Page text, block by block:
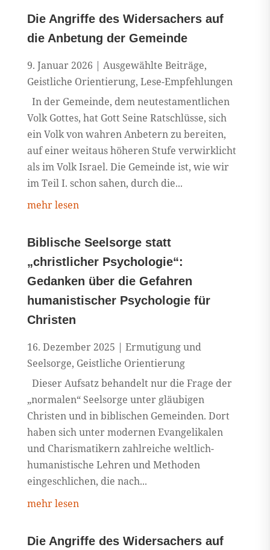
Die Angriffe des Widersachers auf
die Anbetung der Gemeinde
9. Januar 2026 | Ausgewählte Beiträge,
Geistliche Orientierung, Lese-Empfehlungen
In der Gemeinde, dem neutestamentlichen
Volk Gottes, hat Gott Seine Ratschlüsse, sich
ein Volk von wahren Anbetern zu bereiten,
auf einer weitaus höheren Stufe verwirklicht
als im Volk Israel. Die Gemeinde ist, wie wir
im Teil I. schon sahen, durch die...
mehr lesen
Biblische Seelsorge statt
„christlicher Psychologie“:
Gedanken über die Gefahren
humanistischer Psychologie für
Christen
16. Dezember 2025 | Ermutigung und
Seelsorge, Geistliche Orientierung
Dieser Aufsatz behandelt nur die Frage der
„normalen“ Seelsorge unter gläubigen
Christen und in biblischen Gemeinden. Dort
haben sich unter modernen Evangelikalen
und Charismatikern zahlreiche weltlich-
humanistische Lehren und Methoden
eingeschlichen, die nach...
mehr lesen
Die Angriffe des Widersachers auf